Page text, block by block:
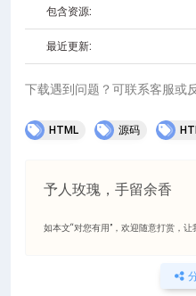
包含资源:
最近更新:
下载遇到问题？可联系客服或
HTML 源码
予人玫瑰，手留余香
如本文“对您有用”，欢迎随意打赏，让